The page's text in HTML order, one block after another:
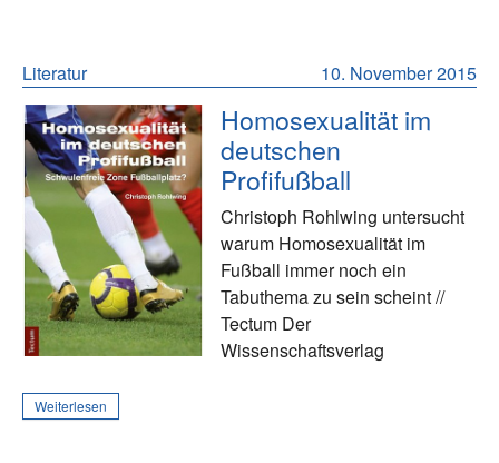
10. November 2015
Literatur
Homosexualität im
deutschen
Profifußball
Christoph Rohlwing untersucht
warum Homosexualität im
Fußball immer noch ein
Tabuthema zu sein scheint //
Tectum Der
Wissenschaftsverlag
Weiterlesen